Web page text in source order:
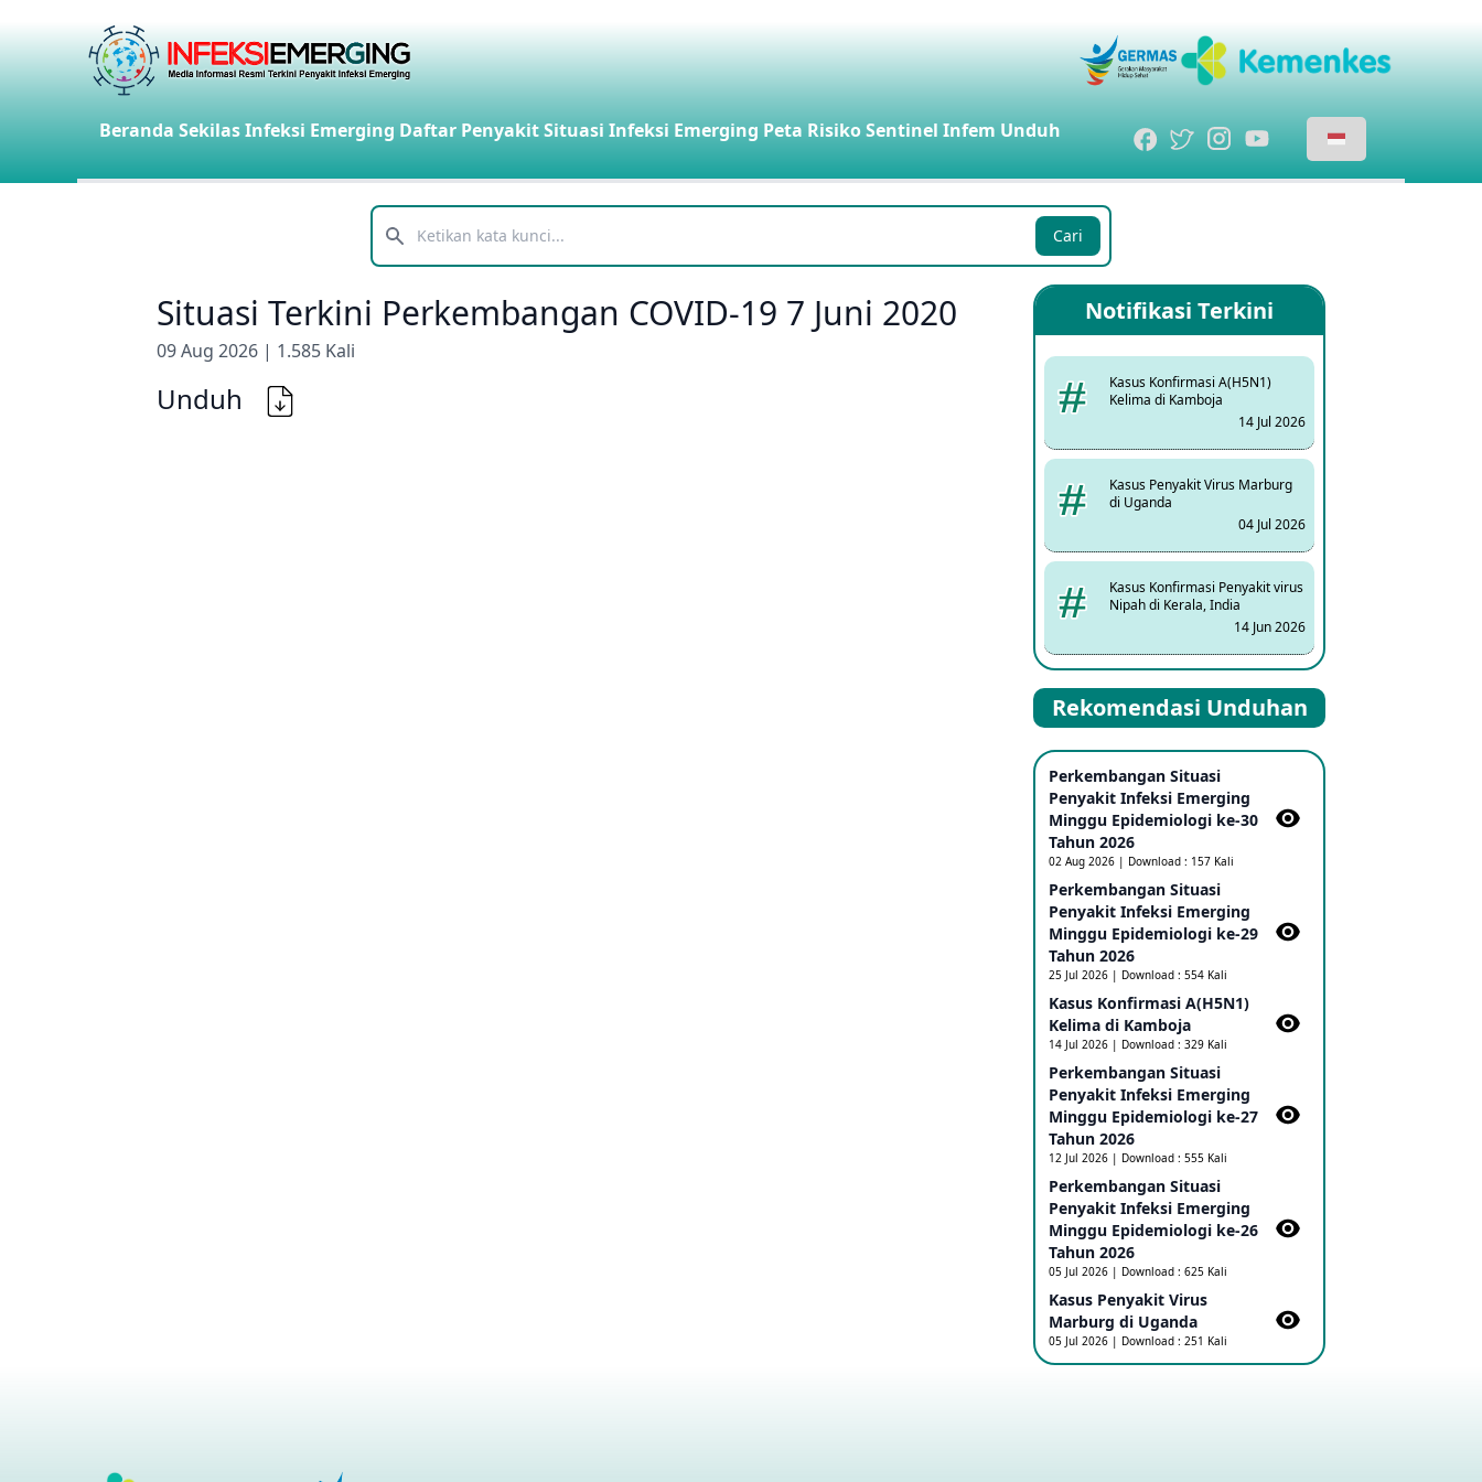
Beranda Sekilas Infeksi Emerging Daftar PenyakitSituasi Infeksi Emerging Peta RisikoSentinel Infem Unduh
Telusuri Cari
Situasi Terkini Perkembangan COVID-19 7 Juni 2020
09 Aug 2026 | 1.585 Kali
Unduh
Notifikasi Terkini
Kasus Konfirmasi A(H5N1)
Kelima di Kamboja
14 Jul 2026
Kasus Penyakit Virus Marburg
di Uganda
04 Jul 2026
Kasus Konfirmasi Penyakit virus
Nipah di Kerala, India
14 Jun 2026
Kasus Dicurigai Penyakit virus
Nipah di Kerala, India
12 Jun 2026
Mpox Clade 1b di Taiwan
25 May 2026
Update Informasi PHEIC
Penyakit Ebola
23 May 2026
Penetapan Outbreak Penyakit
Ebola di RD Kongo dan Uganda
Sebagai PHEIC
Outbreak Penyakti Ebola di RD
Kongo
Kasus Konfirmasi A(H5NN6) di
Cina
Update Penyakit Virus Hanta
Tipe HPS di Kapal Pesiar MV
Hondius
08 May 2026
Rekomendasi Unduhan
Perkembangan Situasi
Penyakit Infeksi Emerging
Minggu Epidemiologi ke-30
Tahun 2026
02 Aug 2026 | Download : 157 Kali
Perkembangan Situasi
Penyakit Infeksi Emerging
Minggu Epidemiologi ke-29
Tahun 2026
25 Jul 2026 | Download : 554 Kali
Kasus Konfirmasi A(H5N1)
Kelima di Kamboja​
14 Jul 2026 | Download : 329 Kali
Perkembangan Situasi
Penyakit Infeksi Emerging
Minggu Epidemiologi ke-27
Tahun 2026
12 Jul 2026 | Download : 555 Kali
Perkembangan Situasi
Penyakit Infeksi Emerging
Minggu Epidemiologi ke-26
Tahun 2026
05 Jul 2026 | Download : 625 Kali
Kasus Penyakit Virus
Marburg di Uganda
05 Jul 2026 | Download : 251 Kali